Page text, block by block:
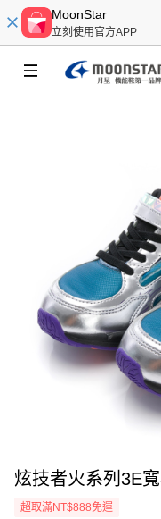
MoonStar
立刻使用官方APP
炫技者火系列3E
超取滿NT$888免運